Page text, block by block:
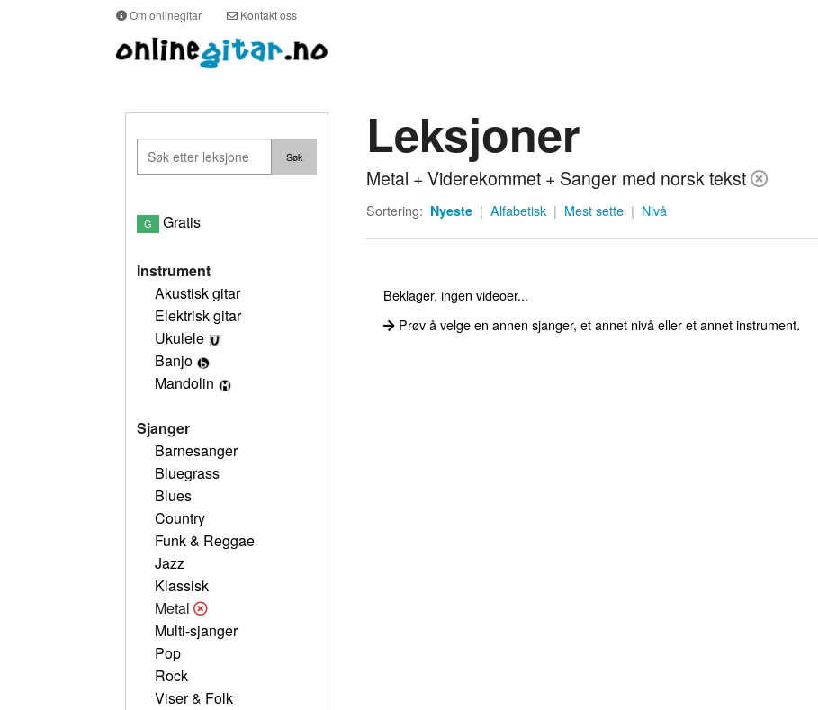
Om onlinegitar Kontakt oss
G Gratis
Instrument
Akustisk gitar
Elektrisk gitar
Ukulele
Banjo
Mandolin
Sjanger
Barnesanger
Bluegrass
Blues
Country
Funk & Reggae
Jazz
Klassisk
Metal
Multi-sjanger
Pop
Rock
Viser & Folk
Leksjoner
Metal + Viderekommet + Sanger med norsk tekst
Sortering: Nyeste | Alfabetisk | Mest sette | Nivå
Beklager, ingen videoer...
Prøv å velge en annen sjanger, et annet nivå eller et annet instrument.